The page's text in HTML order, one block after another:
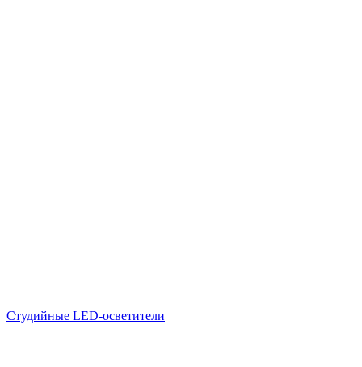
Студийные LED-осветители